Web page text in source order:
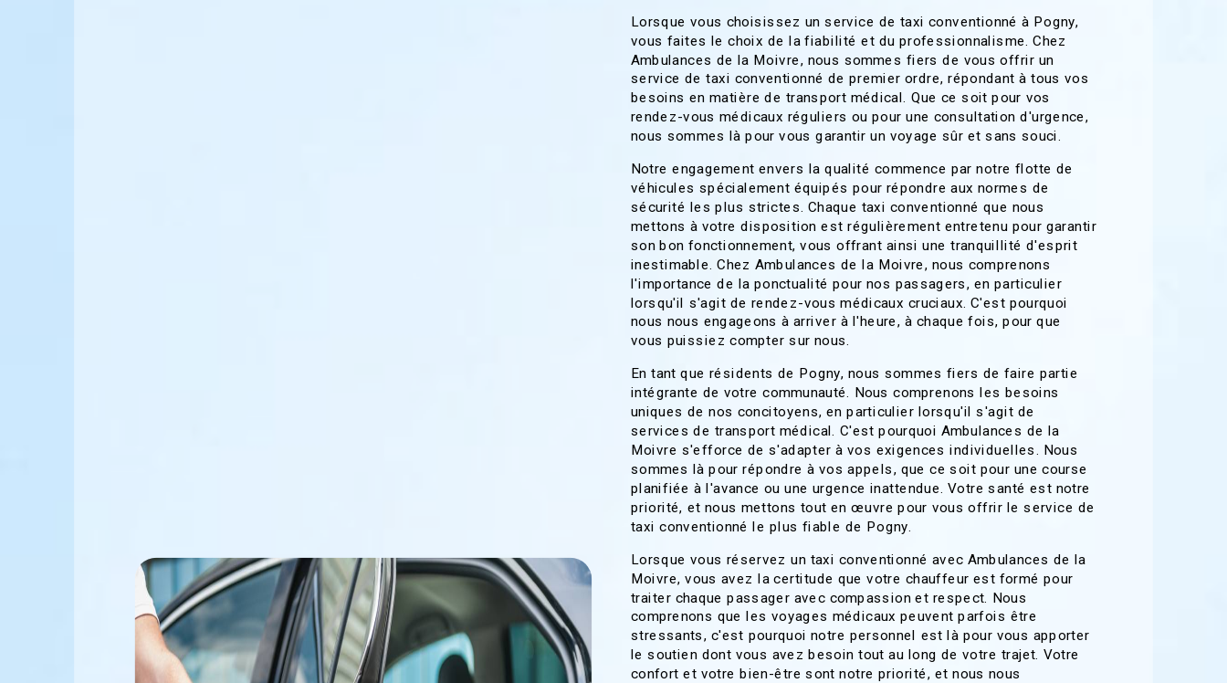
Lorsque vous choisissez un service de taxi conventionné à Pogny,
vous faites le choix de la fiabilité et du professionnalisme. Chez
Ambulances de la Moivre, nous sommes fiers de vous offrir un
service de taxi conventionné de premier ordre, répondant à tous vos
besoins en matière de transport médical. Que ce soit pour vos
rendez-vous médicaux réguliers ou pour une consultation d'urgence,
nous sommes là pour vous garantir un voyage sûr et sans souci.
Notre engagement envers la qualité commence par notre flotte de
véhicules spécialement équipés pour répondre aux normes de
sécurité les plus strictes. Chaque taxi conventionné que nous
mettons à votre disposition est régulièrement entretenu pour garantir
son bon fonctionnement, vous offrant ainsi une tranquillité d'esprit
inestimable. Chez Ambulances de la Moivre, nous comprenons
l'importance de la ponctualité pour nos passagers, en particulier
lorsqu'il s'agit de rendez-vous médicaux cruciaux. C'est pourquoi
nous nous engageons à arriver à l'heure, à chaque fois, pour que
vous puissiez compter sur nous.
En tant que résidents de Pogny, nous sommes fiers de faire partie
intégrante de votre communauté. Nous comprenons les besoins
uniques de nos concitoyens, en particulier lorsqu'il s'agit de
services de transport médical. C'est pourquoi Ambulances de la
Moivre s'efforce de s'adapter à vos exigences individuelles. Nous
sommes là pour répondre à vos appels, que ce soit pour une course
planifiée à l'avance ou une urgence inattendue. Votre santé est notre
priorité, et nous mettons tout en œuvre pour vous offrir le service de
taxi conventionné le plus fiable de Pogny.
Lorsque vous réservez un taxi conventionné avec Ambulances de la
Moivre, vous avez la certitude que votre chauffeur est formé pour
traiter chaque passager avec compassion et respect. Nous
comprenons que les voyages médicaux peuvent parfois être
stressants, c'est pourquoi notre personnel est là pour vous apporter
le soutien dont vous avez besoin tout au long de votre trajet. Votre
confort et votre bien-être sont notre priorité, et nous nous